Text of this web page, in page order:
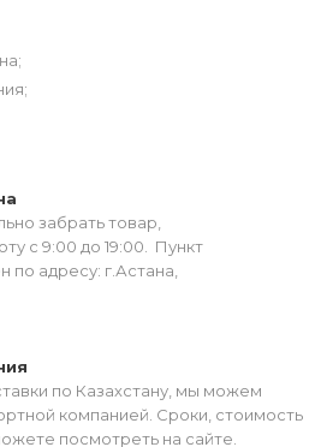
забрать товар,
с 9:00 до 19:00. Пункт
адресу: г.Астана,
по Казахстану, мы можем
компанией. Сроки, стоимость
посмотреть на сайте.